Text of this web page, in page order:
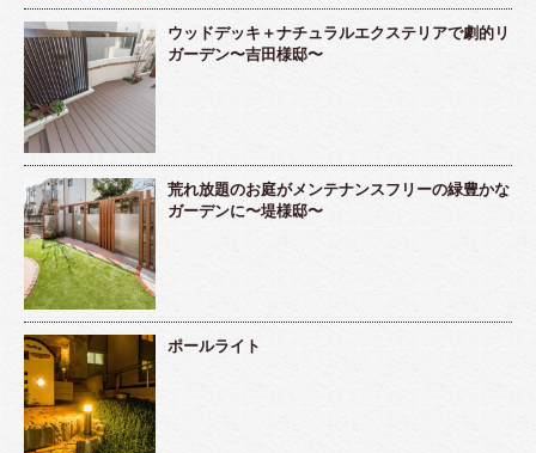
ウッドデッキ＋ナチュラルエクステリアで劇的リ
ガーデン〜吉田様邸〜
荒れ放題のお庭がメンテナンスフリーの緑豊かな
ガーデンに〜堤様邸〜
ポールライト